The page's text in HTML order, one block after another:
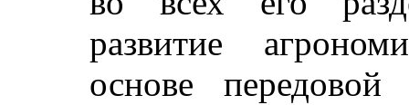
развитие
основе передовой